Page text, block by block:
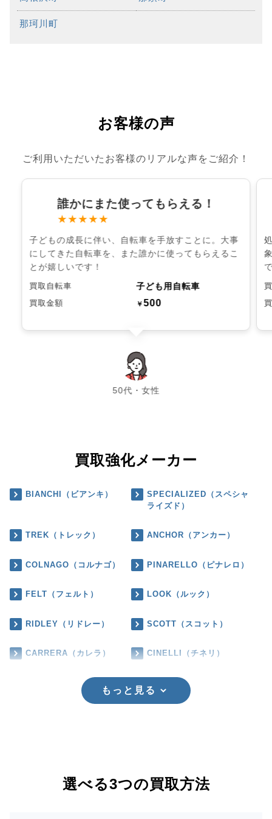
那珂川町
お客様の声
ご利用いただいたお客様のリアルな声をご紹介！
誰かにまた使ってもらえる！
★★★★★
子どもの成長に伴い、自転車を手放すことに。大事
にしてきた自転車を、また誰かに使ってもらえるこ
とが嬉しいです！
買取自転車 子ども用自転車
買取金額 ￥500
50代・女性
chevron_left chevron_right
買取強化メーカー
BIANCHI（ビアンキ）
SPECIALIZED（スペシャ
ライズド）
TREK（トレック） ANCHOR（アンカー）
COLNAGO（コルナゴ） PINARELLO（ピナレロ）
FELT（フェルト） LOOK（ルック）
RIDLEY（リドレー） SCOTT（スコット）
CARRERA（カレラ） CINELLI（チネリ）
もっと見る
選べる3つの買取方法